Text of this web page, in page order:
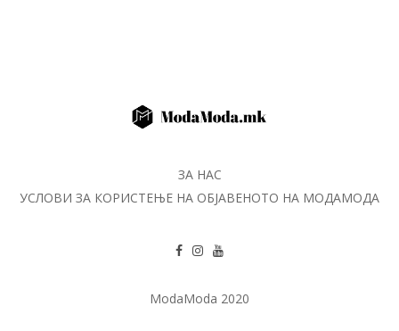
ЗА НАС
УСЛОВИ ЗА КОРИСТЕЊЕ НА ОБЈАВЕНОТО НА МОДАМОДА
ModaModa 2020